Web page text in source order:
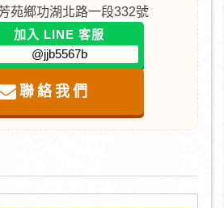
苑鄉功湖北路一段332號
加入 LINE 客服
@jjb5567b
聯絡我們